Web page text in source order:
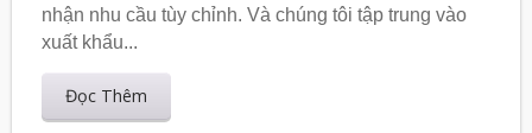
nhận nhu cầu tùy chỉnh. Và chúng tôi tập trung vào
xuất khẩu...
Đọc Thêm